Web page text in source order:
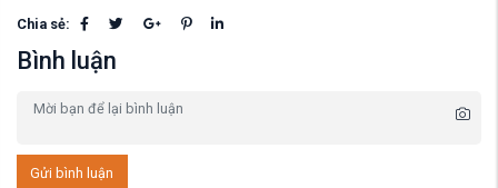
Chia sẻ:
Bình luận
Gửi bình luận